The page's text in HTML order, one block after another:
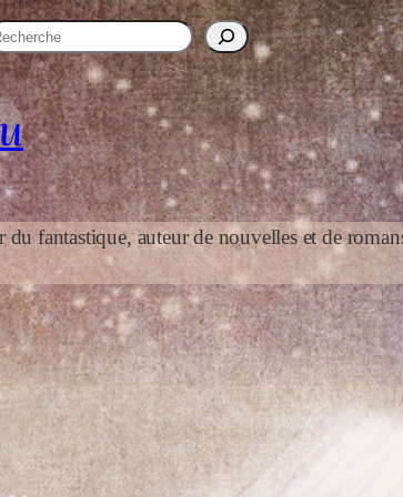
du fantastique, auteur de nouvelles et de